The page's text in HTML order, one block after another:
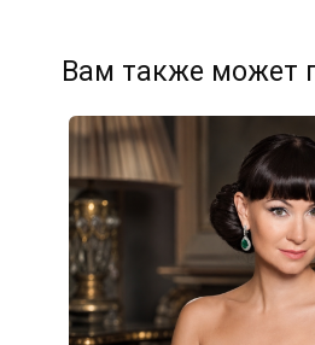
Вам также может